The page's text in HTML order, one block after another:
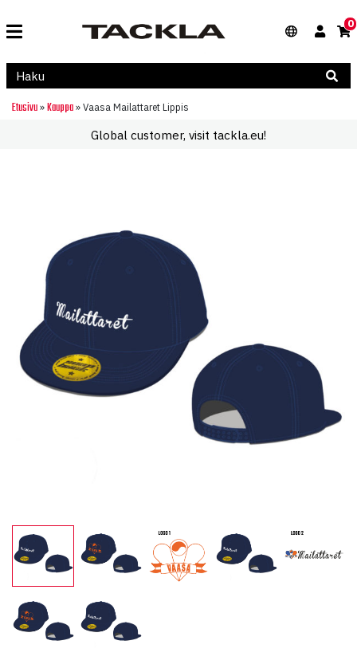
0
Etusivu » Kauppa » Vaasa Mailattaret Lippis
Global customer, visit tackla.eu!